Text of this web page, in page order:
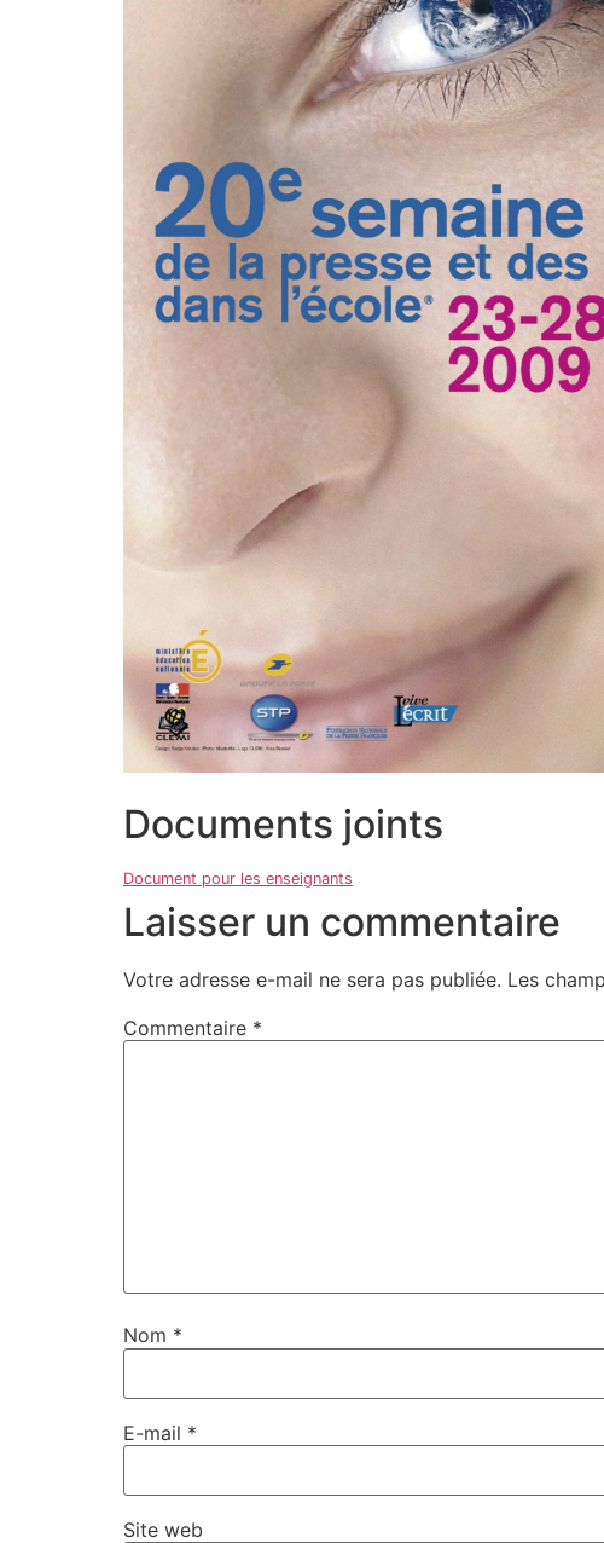
Documents joints
Document pour les enseignants
Laisser un commentaire
Votre adresse e-mail ne sera pas publiée. Les
Commentaire *
Nom *
E-mail *
Site web